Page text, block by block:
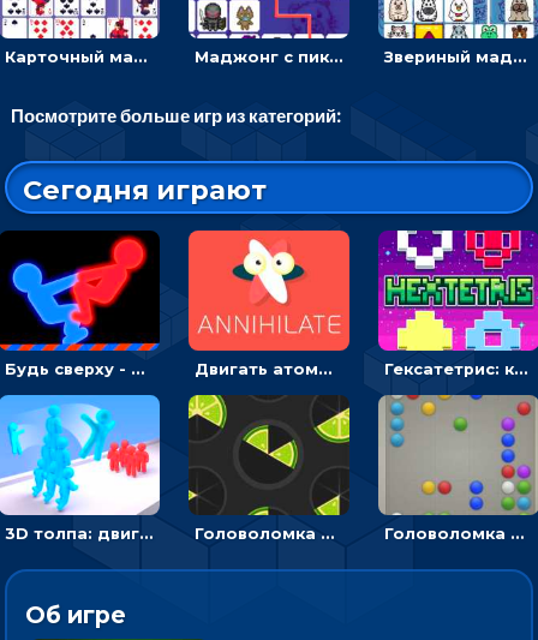
Карточный маджонг: найти две одинаковые масти и соединить Маджонг с пиксельными котиками: находить пару или проводить линию Звериный маджонг: находить одинаковых животных, чтобы соединять линиями
Посмотрите больше игр из категорий:
Сегодня играют
Будь сверху - борись с другом и выигрывай Двигать атомы, чтобы соединить – головоломка Гексатетрис: кидать блок, чтобы складывать три в ряд - головоломка
3D толпа: двигаться и собирать цветных человечков Головоломка Ломтики: уложи фрагменты и получи круг Головоломка Линии: собери шарики в ряд из 5
Об игре